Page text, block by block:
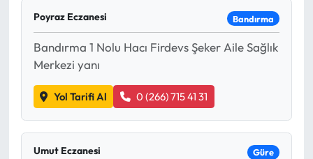
Poyraz Eczanesi Bandırma
Bandırma 1 Nolu Hacı Firdevs Şeker Aile Sağlık
Merkezi yanı
Yol Tarifi Al 0 (266) 715 41 31
Umut Eczanesi Güre
Eğitim
Ekonomi
Güncel
İskilip Haberleri